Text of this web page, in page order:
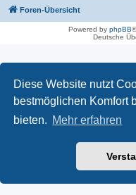
Diese Website nutzt
bestmöglichen Komfort
bieten. Mehr erfahren
Foren-Übersicht
Powered by phpBB
Deutsche